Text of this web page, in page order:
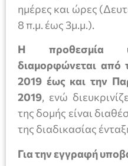
ημέρες και ώρες
8 π.μ. έως 3μ.μ.).
Η προθεσμία
διαμορφώνεται από
2019 έως και την
2019, ενώ
της δομής είναι
της διαδικασίας
Για την εγγραφή